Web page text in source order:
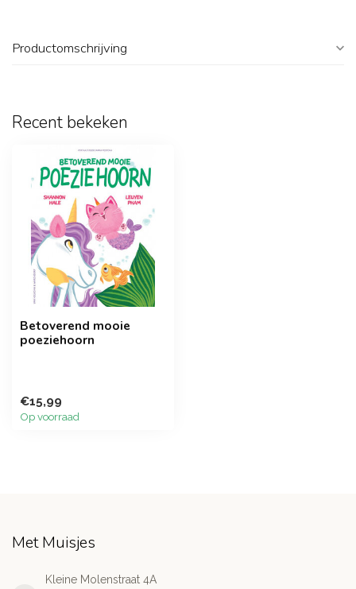
Productomschrijving
Recent bekeken
Betoverend mooie
poeziehoorn
€15,99
Op voorraad
Met Muisjes
Kleine Molenstraat 4A